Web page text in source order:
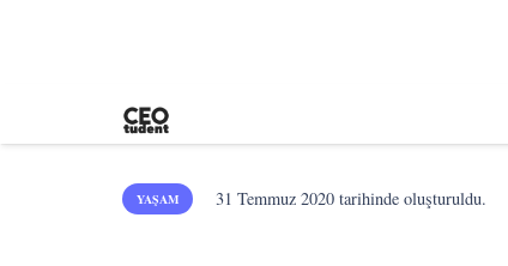
YAŞAM 31 Temmuz 2020 tarihinde oluşturuldu.